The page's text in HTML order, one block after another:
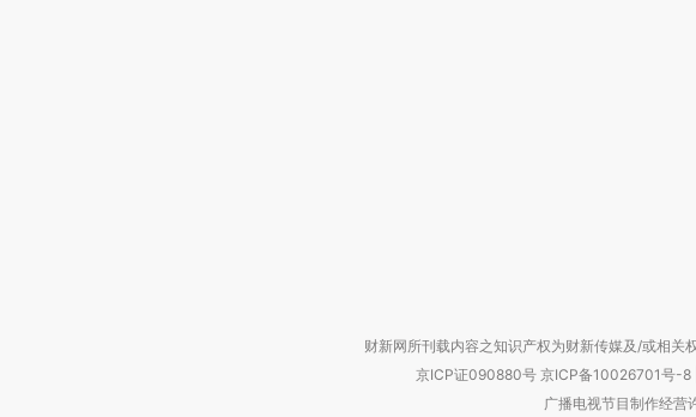
财新网所刊载内容之知识产权为财新传媒及/或相关
京ICP证090880号 京ICP备10026701号-8
广播电视节目制作经营